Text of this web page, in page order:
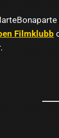
Filmklubb